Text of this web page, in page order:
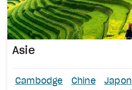
Asie
Cambodge Chine Japon